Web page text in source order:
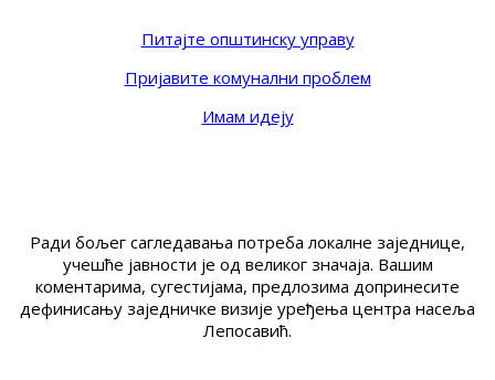
Питајте општинску управу
Пријавите комунални проблем
Имам идеју
Ради бољег сагледавања потреба локалне заједнице,
учешће јавности је од великог значаја. Вашим
коментарима, сугестијама, предлозима допринесите
дефинисању заједничке визије уређења центра насеља
Лепосавић.